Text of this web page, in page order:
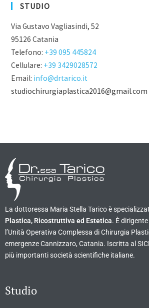
STUDIO
Via Gustavo Vagliasindi, 52
95126 Catania
Telefono: +39 095 445824
Cellulare: +39 3429028572
Email: info@drtarico.it
studiochirurgiaplastica2016@gmail.com
La dottoressa Maria Stella Tarico è
Plastica, Ricostruttiva ed Estetica. È
l’Unità Operativa Complessa di Chirurgia
emergenze Cannizzaro, Catania. Iscritta al
più importanti società scientifiche italiane.
Studio